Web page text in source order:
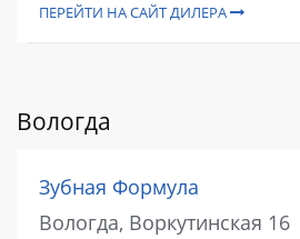
ПЕРЕЙТИ НА САЙТ ДИЛЕРА
Вологда
Зубная Формула
Вологда, Воркутинская 16